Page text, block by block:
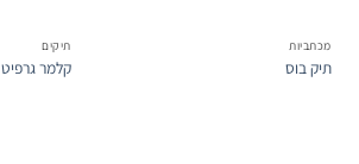
מכתביות
תיק בוס
תיקים
קלמר גרפיט